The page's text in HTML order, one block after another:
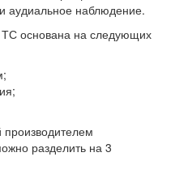
аудиальное наблюдение.
основана на следующих
производителем
разделить на 3